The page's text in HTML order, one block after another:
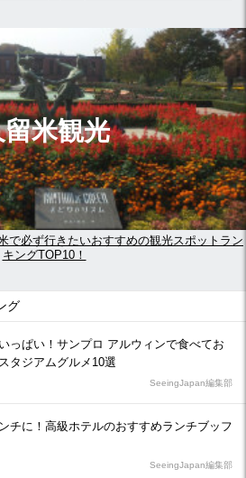
米観光
で必ず行きたいおすすめの観光スポットラン
キングTOP10！
グ
っぱい！サンプロ アルウィンで食べてお
タジアムグルメ10選
SeeingJapan編集部
チに！高級ホテルのおすすめランチブッフ
SeeingJapan編集部